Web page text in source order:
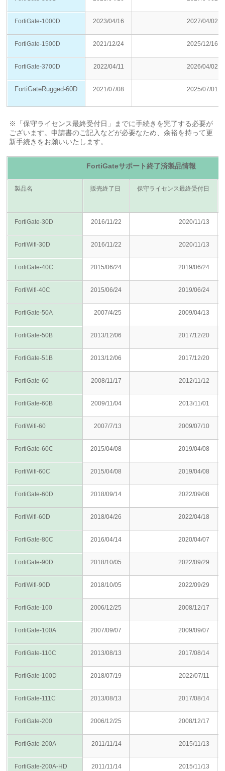
FortiGate-1000D 2023/04/16 2027/04/02
FortiGate-1500D 2021/12/24 2025/12/16
FortiGate-3700D 2022/04/11 2026/04/02
FortiGateRugged-60D 2021/07/08 2025/07/01
※「保守ライセンス最終受付日」までに手続きを完了する必要が
ございます。申請書のご記入などが必要なため、余裕を持って更
新手続きをお願いいたします。
FortiGateサポート終了済製品情報
製品名 販売終了日 保守ライセンス最終受付日
FortiGate-30D 2016/11/22 2020/11/13
FortiWifi-30D 2016/11/22 2020/11/13
FortiGate-40C 2015/06/24 2019/06/24
FortiWifi-40C 2015/06/24 2019/06/24
FortiGate-50A 2007/4/25 2009/04/13
FortiGate-50B 2013/12/06 2017/12/20
FortiGate-51B 2013/12/06 2017/12/20
FortiGate-60 2008/11/17 2012/11/12
FortiGate-60B 2009/11/04 2013/11/01
FortiWifi-60 2007/7/13 2009/07/10
FortiGate-60C 2015/04/08 2019/04/08
FortiWifi-60C 2015/04/08 2019/04/08
FortiGate-60D 2018/09/14 2022/09/08
FortiWifi-60D 2018/04/26 2022/04/18
FortiGate-80C 2016/04/14 2020/04/07
FortiGate-90D 2018/10/05 2022/09/29
FortiWifi-90D 2018/10/05 2022/09/29
FortiGate-100 2006/12/25 2008/12/17
FortiGate-100A 2007/09/07 2009/09/07
FortiGate-110C 2013/08/13 2017/08/14
FortiGate-100D 2018/07/19 2022/07/11
FortiGate-111C 2013/08/13 2017/08/14
FortiGate-200 2006/12/25 2008/12/17
FortiGate-200A 2011/11/14 2015/11/13
FortiGate-200A-HD 2011/11/14 2015/11/13